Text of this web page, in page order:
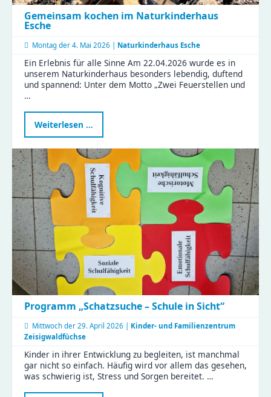
Gemeinsam kochen im Naturkinderhaus
Esche
Montag der 4. Mai 2026 | Naturkinderhaus Esche
Ein Erlebnis für alle Sinne Am 22.04.2026 wurde es in
unserem Naturkinderhaus besonders lebendig, duftend
und spannend: Unter dem Motto „Zwei Feuerstellen und
…
Weiterlesen …
kochen
Naturkinderhaus
Esche
Programm „Schatzsuche – Schule in Sicht“
Mittwoch der 29. April 2026 | Kinder- und Familienzentrum
Zeisigwaldfüchse
Kinder in ihrer Entwicklung zu begleiten, ist manchmal
gar nicht so einfach. Häufig wird vor allem das gesehen,
was schwierig ist, Stress und Sorgen bereitet. …